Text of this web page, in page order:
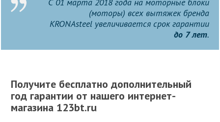
(моторы) всех вытяжек бренда
KRONAsteel увеличивается срок гарантии
до 7 лет.
Получите бесплатно дополнительный
год гарантии от нашего интернет-
магазина 123bt.ru